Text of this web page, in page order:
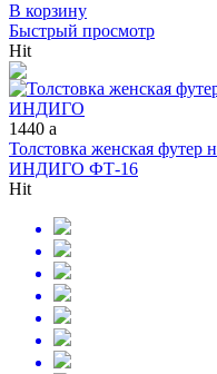
В корзину
Быстрый просмотр
Hit
1440 a
Толстовка женская
ИНДИГО ФТ-16
Hit